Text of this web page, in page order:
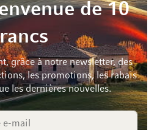
de 10
grâce à notre newsletter, des
les promotions, les rabais
les dernières nouvelles.